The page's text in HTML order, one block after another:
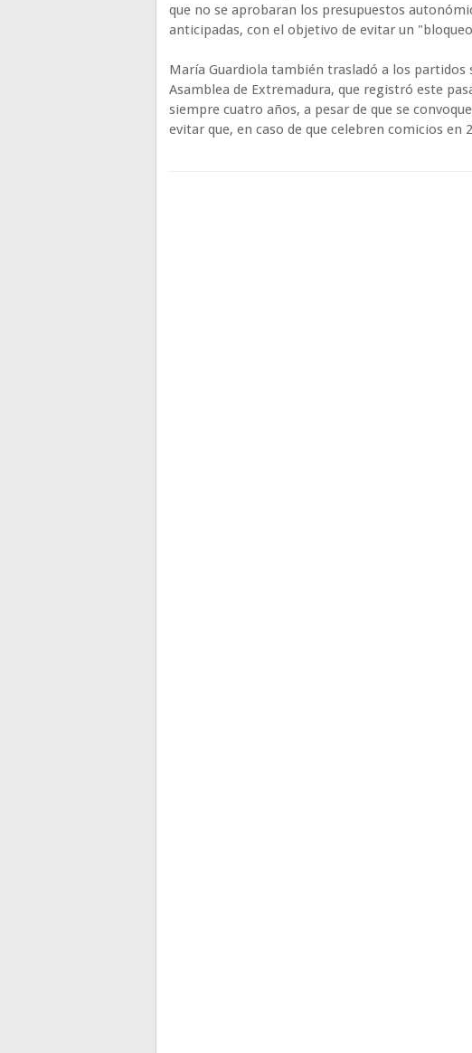
que no se aprobaran los presupuestos
anticipadas, con el objetivo de evitar un
María Guardiola también trasladó a los
Asamblea de Extremadura, que registró este
siempre cuatro años, a pesar de que se
evitar que, en caso de que celebren comicios en